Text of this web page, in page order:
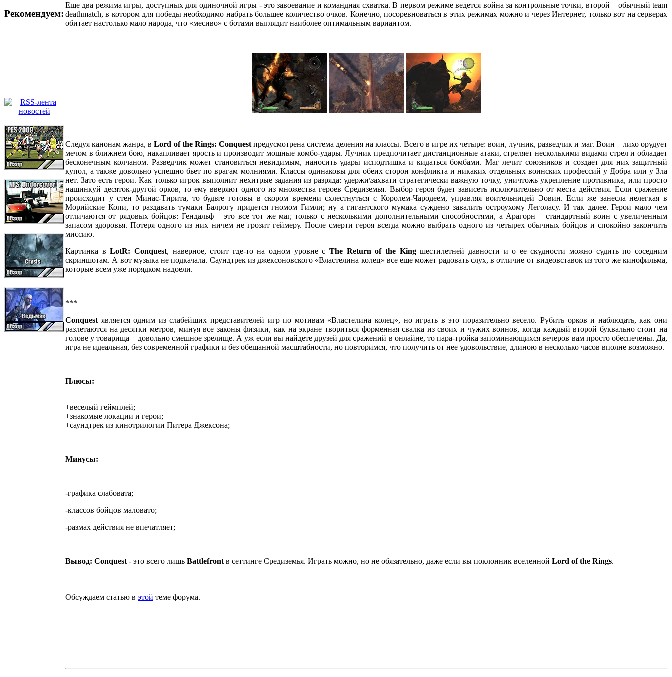
Рекомендуем:
Еще два режима игры, доступных для одиночной игры - это завоевание и командная схватка. В первом режиме ведется война за контрольные точки, второй – обычный team
deathmatch, в котором для победы необходимо набрать большее количество очков. Конечно, посоревноваться в этих режимах можно и через Интернет, только вот на серверах
обитает настолько мало народа, что «месиво» с ботами выглядит наиболее оптимальным вариантом.
Следуя канонам жанра, вLord of the Rings: Conquestпредусмотрена система деления на классы. Всего в игре их четыре: воин, лучник, разведчик и маг. Воин – лихо орудует
мечом в ближнем бою, накапливает ярость и производит мощные комбо-удары. Лучник предпочитает дистанционные атаки, стреляет несколькими видами стрел и обладает
бесконечным колчаном. Разведчик может становиться невидимым, наносить удары исподтишка и кидаться бомбами. Маг лечит союзников и создает для них защитный
купол, а также довольно успешно бьет по врагам молниями. Классы одинаковы для обеих сторон конфликта и никаких отдельных воинских профессий у Добра или у Зла
нет. Зато есть герои. Как только игрок выполнит нехитрые задания из разряда: удержи\захвати стратегически важную точку, уничтожь укрепление противника, или просто
нашинкуй десяток-другой орков, то ему вверяют одного из множества героев Средиземья. Выбор героя будет зависеть исключительно от места действия. Если сражение
происходит у стен Минас-Тирита, то будьте готовы в скором времени схлестнуться с Королем-Чародеем, управляя воительницей Эовин. Если же занесла нелегкая в
Морийские Копи, то раздавать тумаки Балрогу придется гномом Гимли; ну а гигантского мумака суждено завалить остроухому Леголасу. И так далее. Герои мало чем
отличаются от рядовых бойцов: Гендальф – это все тот же маг, только с несколькими дополнительными способностями, а Арагорн – стандартный воин с увеличенным
запасом здоровья. Потеря одного из них ничем не грозит геймеру. После смерти героя всегда можно выбрать одного из четырех обычных бойцов и спокойно закончить
миссию.
Картинка вLotR: Conquest, наверное, стоит где-то на одном уровне сThe Return of the Kingшестилетней давности и о ее скудности можно судить по соседним
скриншотам. А вот музыка не подкачала. Саундтрек из джексоновского «Властелина колец» все еще может радовать слух, в отличие от видеовставок из того же кинофильма,
которые всем уже порядком надоели.
***
Conquest является одним из слабейших представителей игр по мотивам «Властелина колец», но играть в это поразительно весело. Рубить орков и наблюдать, как они
разлетаются на десятки метров, минуя все законы физики, как на экране твориться форменная свалка из своих и чужих воинов, когда каждый второй буквально стоит на
голове у товарища – довольно смешное зрелище. А уж если вы найдете друзей для сражений в онлайне, то пара-тройка запоминающихся вечеров вам просто обеспечены. Да,
игра не идеальная, без современной графики и без обещанной масштабности, но повторимся, что получить от нее удовольствие, длиною в несколько часов вполне возможно.
Плюсы:
+веселый геймплей;
+знакомые локации и герои;
+саундтрек из кинотрилогии Питера Джексона;
Минусы:
-графика слабовата;
-классов бойцов маловато;
-размах действия не впечатляет;
Вывод: Conquest - это всего лишь Battlefront в сеттинге Средиземья. Играть можно, но не обязательно, даже если вы поклонник вселенной Lord of the Rings.
Обсуждаем статью в этой теме форума.